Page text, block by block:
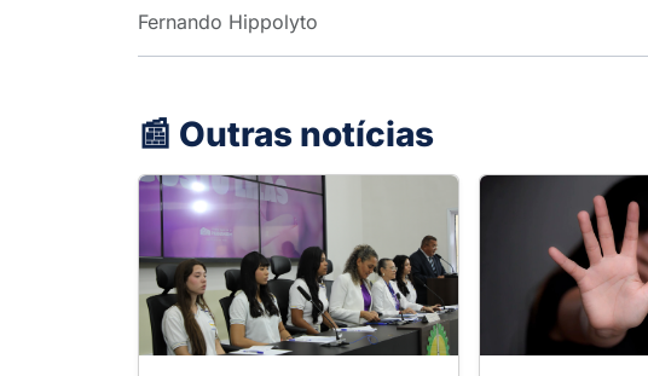
Fernando Hippolyto
📰 Outras notícias